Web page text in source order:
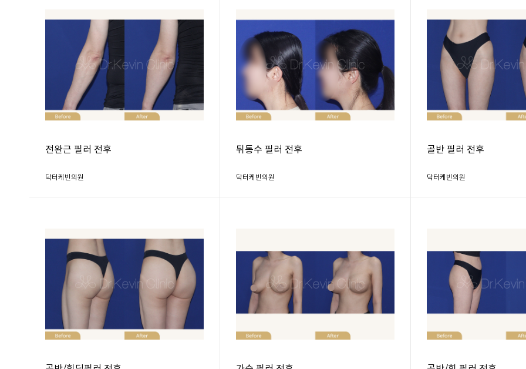
전완근 필러 전후
닥터케빈의원
뒤통수 필러 전후
닥터케빈의원
골반 필러 전후
닥터케빈의원